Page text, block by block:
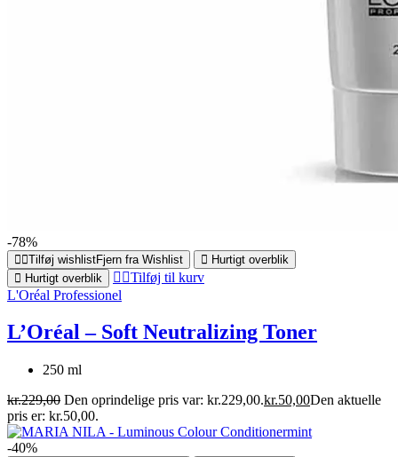
-78%
Tilføj wishlistFjern fra Wishlist
Hurtigt overblik
Hurtigt overblik
Tilføj til kurv
L'Oréal Professionel
L’Oréal – Soft Neutralizing Toner
250 ml
kr.229,00 Den oprindelige pris var: kr.229,00.kr.50,00Den aktuelle
pris er: kr.50,00.
-40%